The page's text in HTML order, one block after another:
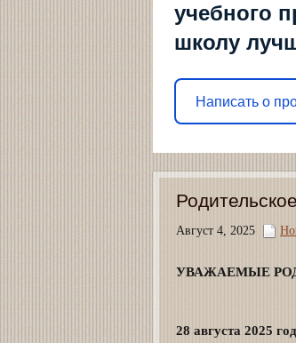
учебного
школу
Написать о
Август 4, 2025
УВАЖАЕМЫЕ
28 августа 2025